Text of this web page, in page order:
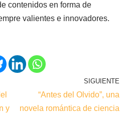
contenidos en forma de
valientes e innovadores.
y
SIGUIENTE
“Antes del Olvido”, una
novela romántica de ciencia